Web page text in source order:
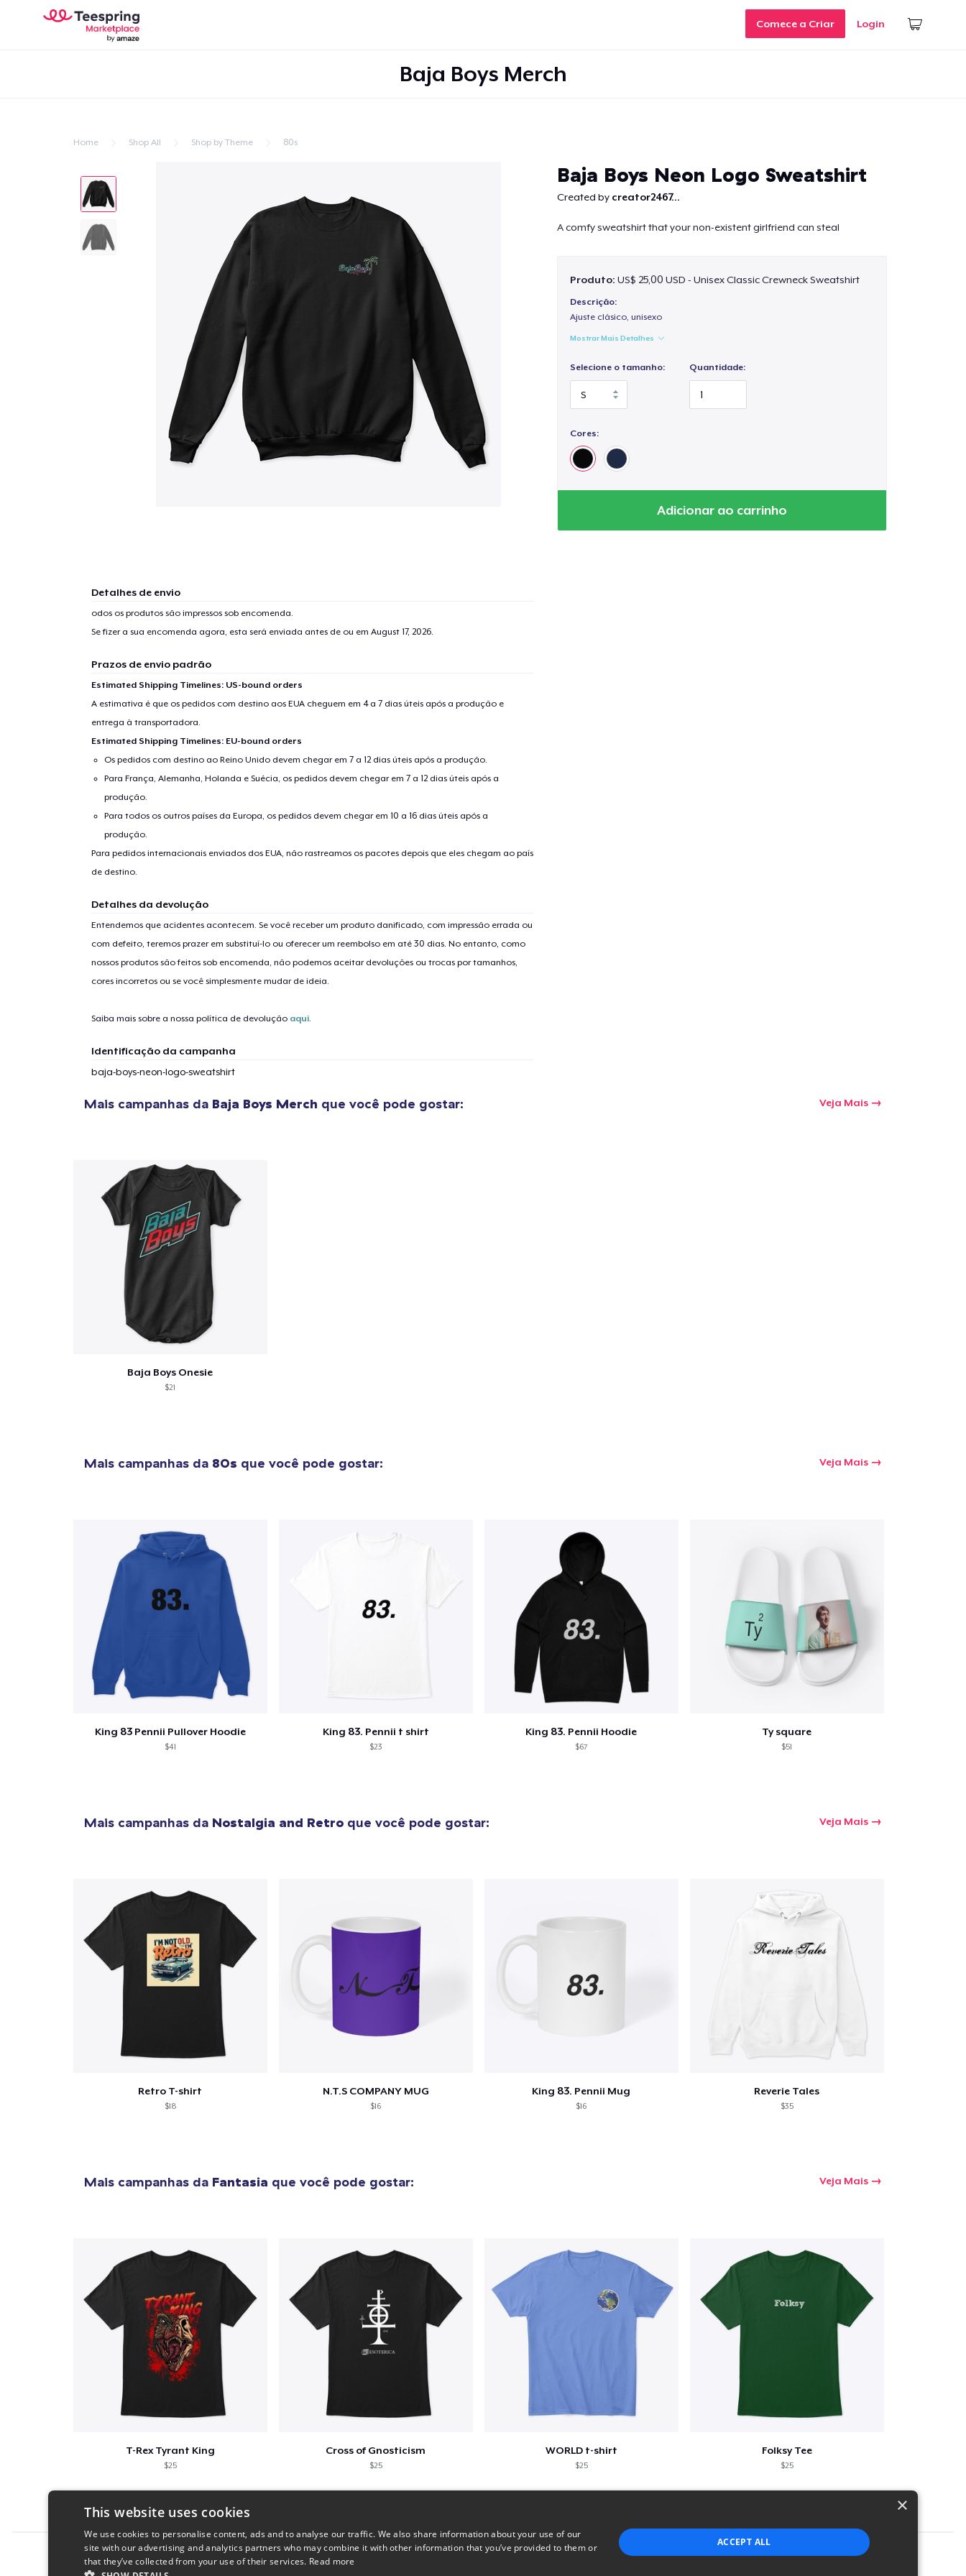
Comece a Criar Login
Baja Boys Merch
Home Shop All Shop by Theme 80s
Baja Boys Neon Logo Sweatshirt
Created by creator2467...
A comfy sweatshirt that your non-existent girlfriend can steal
Produto: US$ 25,00 USD - Unisex Classic Crewneck Sweatshirt
Descrição:
Ajuste clásico, unisexo
Mostrar Mais Detalhes
Selecione o tamanho: Quantidade:
Cores:
Adicionar ao carrinho
Detalhes de envio
odos os produtos são impressos sob encomenda.
Se fizer a sua encomenda agora, esta será enviada antes de ou em August 17, 2026.
Prazos de envio padrão
Estimated Shipping Timelines: US-bound orders
A estimativa é que os pedidos com destino aos EUA cheguem em 4 a 7 dias úteis após a produção e
entrega à transportadora.
Estimated Shipping Timelines: EU-bound orders
Os pedidos com destino ao Reino Unido devem chegar em 7 a 12 dias úteis após a produção.
Para França, Alemanha, Holanda e Suécia, os pedidos devem chegar em 7 a 12 dias úteis após a
produção.
Para todos os outros países da Europa, os pedidos devem chegar em 10 a 16 dias úteis após a
produção.
Para pedidos internacionais enviados dos EUA, não rastreamos os pacotes depois que eles chegam ao país
de destino.
Detalhes da devolução
Entendemos que acidentes acontecem. Se você receber um produto danificado, com impressão errada ou
com defeito, teremos prazer em substituí-lo ou oferecer um reembolso em até 30 dias. No entanto, como
nossos produtos são feitos sob encomenda, não podemos aceitar devoluções ou trocas por tamanhos,
cores incorretos ou se você simplesmente mudar de ideia.
Saiba mais sobre a nossa política de devolução aqui.
Identificação da campanha
baja-boys-neon-logo-sweatshirt
Mais campanhas da Baja Boys Merch que você pode gostar: Veja Mais
Baja Boys Onesie
$21
Mais campanhas da 80s que você pode gostar: Veja Mais
King 83 Pennii Pullover Hoodie
$41
King 83. Pennii t shirt
$23
King 83. Pennii Hoodie
$67
Ty square
$51
Mais campanhas da Nostalgia and Retro que você pode gostar: Veja Mais
Retro T-shirt
$18
N.T.S COMPANY MUG
$16
King 83. Pennii Mug
$16
Reverie Tales
$35
Mais campanhas da Fantasia que você pode gostar: Veja Mais
T-Rex Tyrant King
$25
Cross of Gnosticism
$25
WORLD t-shirt
$25
Folksy Tee
$25
Report this product
×
This website uses cookies
We use cookies to personalise content, ads and to analyse our traffic. We also share information about your use of our
site with our advertising and analytics partners who may combine it with other information that you’ve provided to them or
that they’ve collected from your use of their services. Read more
ACCEPT ALL